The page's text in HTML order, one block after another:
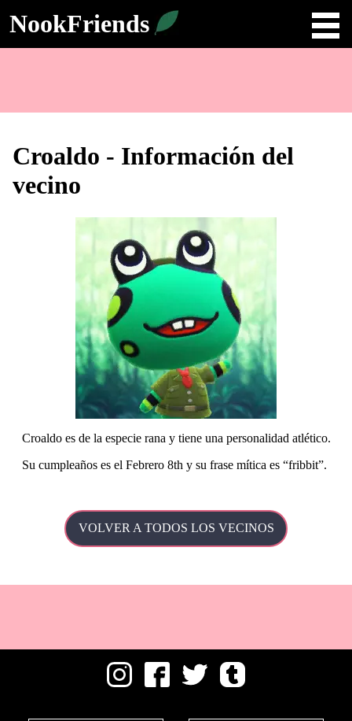
NookFriends
Croaldo - Información del
vecino
Croaldo es de la especie rana y tiene una personalidad atlético.
Su cumpleaños es el Febrero 8th y su frase mítica es fribbit .
VOLVER A TODOS LOS VECINOS